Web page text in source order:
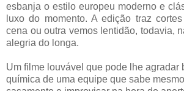
esbanja o estilo europeu moderno e
luxo do momento. A edição traz
cena ou outra vemos lentidão, todavia,
alegria do longa.
Um filme louvável que pode lhe agradar
química de uma equipe que sabe